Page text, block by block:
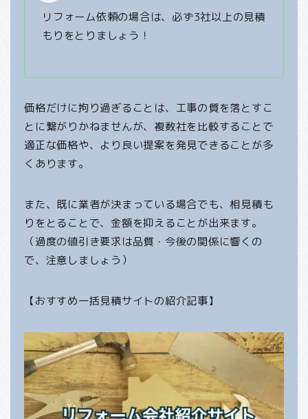
リフォーム依頼の場合は、必ず3社以上の見積
もりをとりましょう！
価格だけに拘り過ぎることは、工事の質を落とすこ
とに繋がりかねませんが、複数社を比較することで
適正な価格や、より良い提案を発見できることが多
くあります。
また、既に業者が決まっている場合でも、相見積も
りをとることで、金額を抑えることが出来ます。
（過度の値引き要求は品質・今後の関係に響くの
で、注意しましょう）
【おすすめ一括見積サイトの紹介記事】